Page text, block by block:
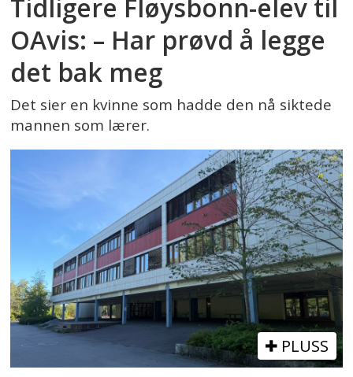
Tidligere Fløysbonn-elev til
OAvis: – Har prøvd å legge
det bak meg
Det sier en kvinne som hadde den nå siktede
mannen som lærer.
PLUSS